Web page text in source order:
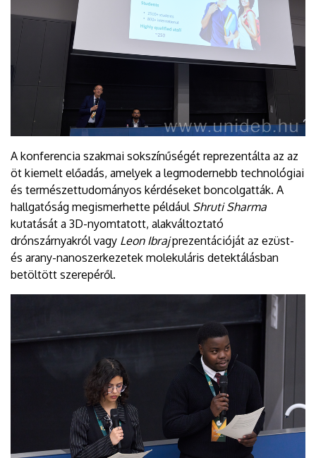
A konferencia szakmai sokszínűségét reprezentálta az az
öt kiemelt előadás, amelyek a legmodernebb technológiai
és természettudományos kérdéseket boncolgatták. A
hallgatóság megismerhette például Shruti Sharma
kutatását a 3D-nyomtatott, alakváltoztató
drónszárnyakról vagy Leon Ibrajprezentációját az ezüst-
és arany-nanoszerkezetek molekuláris detektálásban
betöltött szerepéről.